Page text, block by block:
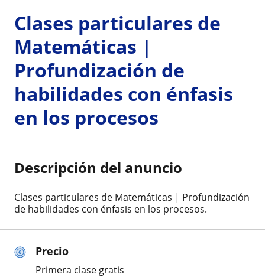
Precio
Primera clase gratis
Clases particulares de
Matemáticas |
Profundización de
habilidades con énfasis
en los procesos
Descripción del anuncio
Clases particulares de Matemáticas | Profundización
de habilidades con énfasis en los procesos.